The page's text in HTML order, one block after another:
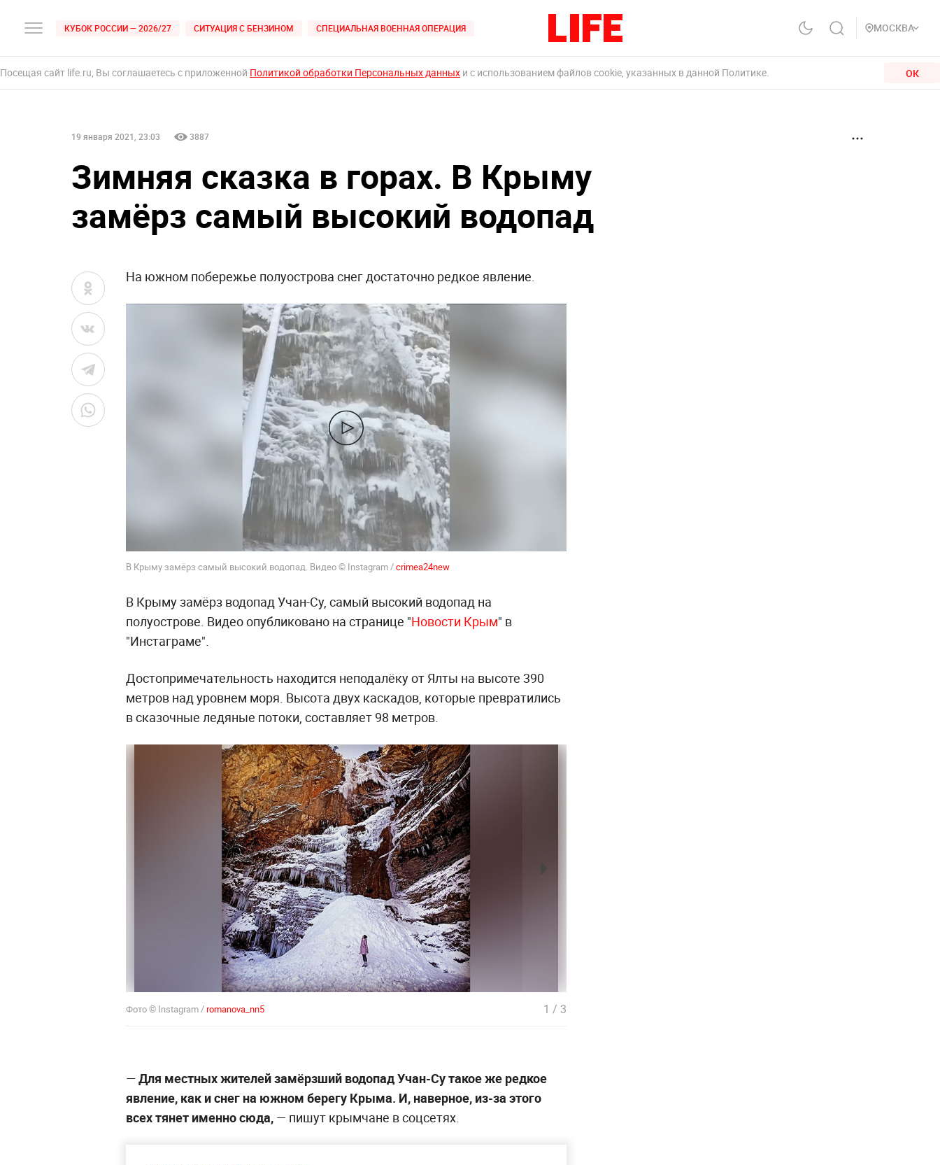
КУБОК РОССИИ — 2026/27 СИТУАЦИЯ С БЕНЗИНОМ СПЕЦИАЛЬНАЯ ВОЕННАЯ ОПЕРАЦИЯ МОСКВА
Посещая сайт life.ru, Вы соглашаетесь с приложенной Политикой обработки Персональных данных и с использованием файлов cookie, указанных в данной Политике. ОК
19 января 2021, 23:03 3887
Зимняя сказка в горах. В Крыму
замёрз самый высокий водопад
На южном побережье полуострова снег достаточно редкое явление.
В Крыму замёрз самый высокий водопад. Видео © Instagram /crimea24new
В Крыму замёрз водопад Учан-Су, самый высокий водопад на
полуострове. Видео опубликовано на странице "Новости Крым" в
"Инстаграме".
Достопримечательность находится неподалёку от Ялты на высоте 390
метров над уровнем моря. Высота двух каскадов, которые превратились
в сказочные ледяные потоки, составляет 98 метров.
Фото © Instagram /romanova_nn5 1 / 3
— Для местных жителей замёрзший водопад Учан-Су такое же редкое
явление, как и снег на южном берегу Крыма. И, наверное, из-за этого
всех тянет именно сюда, — пишут крымчане в соцсетях.